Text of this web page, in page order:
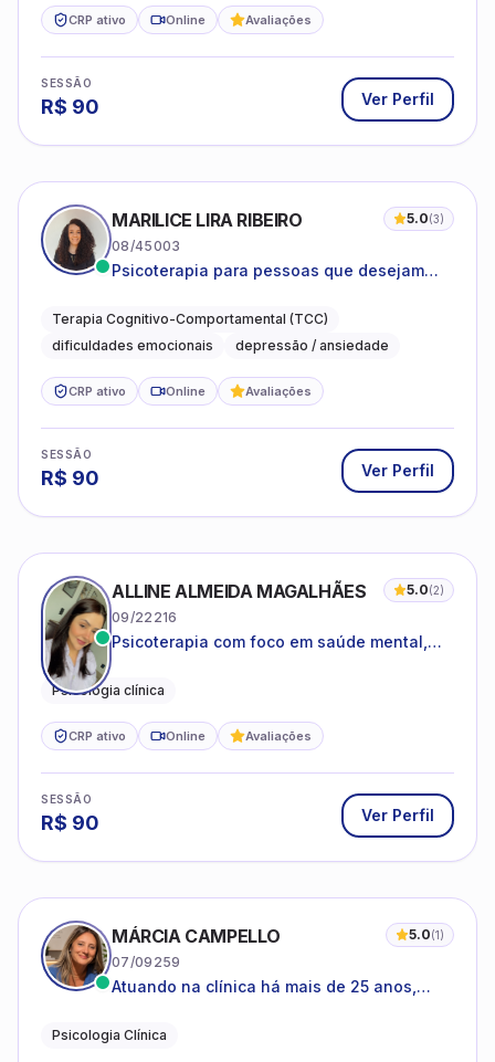
CRP ativo Online Avaliações
SESSÃO
R$ 90 Ver Perfil
MARILICE LIRA RIBEIRO 5.0(3)
08/45003
Psicoterapia para pessoas que desejam
dificuldades do dia a dia
Terapia Cognitivo-Comportamental (TCC)
dificuldades emocionais
depressão / ansiedade
CRP ativo Online Avaliações
SESSÃO
R$ 90 Ver Perfil
ALLINE ALMEIDA MAGALHÃES 5.0(2)
09/22216
Psicoterapia com foco em saúde mental,
adolescentes e adultos.
Psicologia clínica
CRP ativo Online Avaliações
SESSÃO
R$ 90 Ver Perfil
MÁRCIA CAMPELLO 5.0(1)
07/09259
Atuando na clínica há mais de 25 anos,
estruturas, com experiência em
Psicologia Clínica